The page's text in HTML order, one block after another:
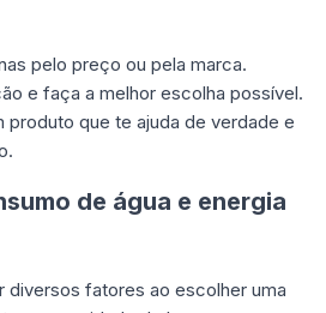
pelo preço ou pela marca.
e faça a melhor escolha possível.
produto que te ajuda de verdade e
de água e energia
diversos fatores ao escolher uma